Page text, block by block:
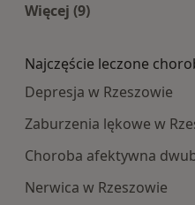
Więcej (9)
Najczęście leczone
Depresja w Rzeszowie
Zaburzenia lękowe w
Choroba afektywna
Nerwica w Rzeszowie